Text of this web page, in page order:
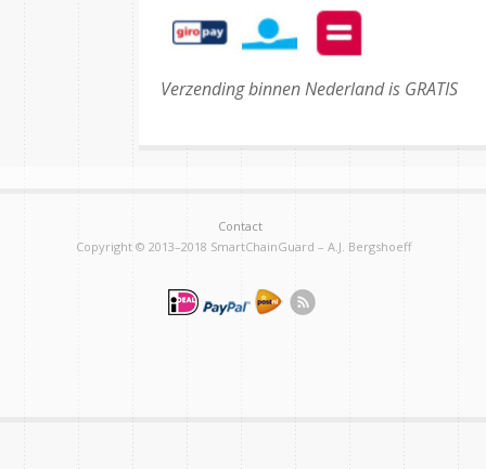
Verzending binnen Nederland is GRATIS
Contact
Copyright © 2013–2018 SmartChainGuard – A.J. Bergshoeff